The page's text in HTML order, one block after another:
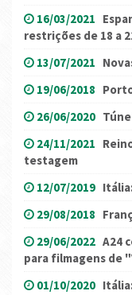
16/03/2021
restrições de 18 a
13/07/2021
19/06/2018
26/06/2020
24/11/2021
testagem
12/07/2019
29/08/2018
29/06/2022 A24
para filmagens de
01/10/2020